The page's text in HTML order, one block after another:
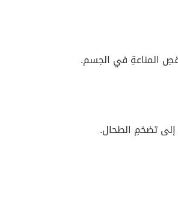
المناعةِ في الجسم.
إلى تضخمِ الطحال.